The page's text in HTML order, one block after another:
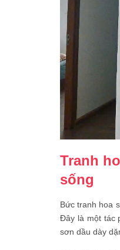
Tranh
sống
Bức tranh hoa
Đây là một tác
sơn dầu dày